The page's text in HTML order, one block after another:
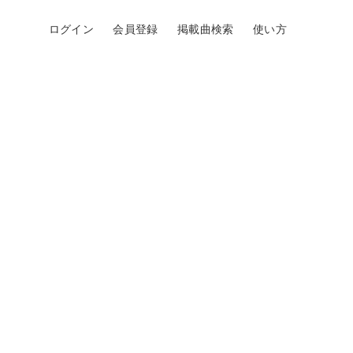
ログイン 会員登録 掲載曲検索 使い方